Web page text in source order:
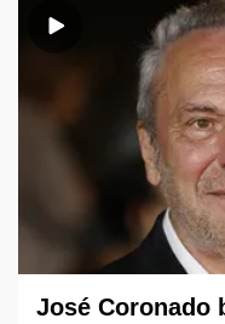
José Coronado